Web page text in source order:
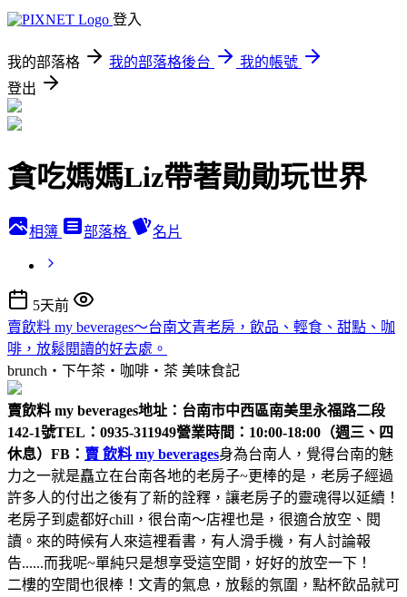
登入
我的部落格 我的部落格後台
我的帳號
登出
貪吃媽媽Liz帶著勛勛玩世界
相簿 部落格 名片
5天前
賣飲料 my beverages～台南文青老房，飲品、輕食、甜點、咖
啡，放鬆閱讀的好去處。
brunch‧下午茶‧咖啡‧茶 美味食記
賣飲料 my beverages地址：台南市中西區南美里永福路二段
142-1號TEL：0935-311949營業時間：10:00-18:00（週三、四
休息） FB： 賣 飲料 my beverages身為台南人，覺得台南的魅
力之一就是矗立在台南各地的老房子~更棒的是，老房子經過
許多人的付出之後有了新的詮釋，讓老房子的靈魂得以延續！
老房子到處都好chill，很台南～店裡也是，很適合放空、閱
讀。來的時候有人來這裡看書，有人滑手機，有人討論報
告......而我呢~單純只是想享受這空間，好好的放空一下！
二樓的空間也很棒！文青的氣息，放鬆的氛圍，點杯飲品就可